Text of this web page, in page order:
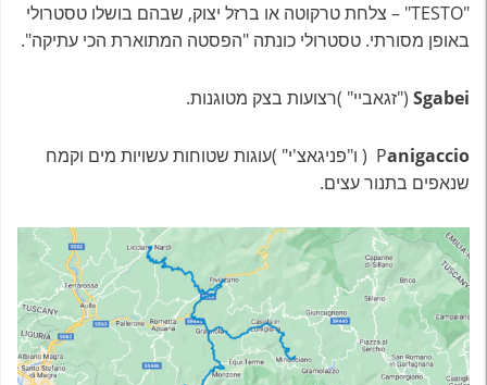
"TESTO" – צלחת טרקוטה או ברזל יצוק, שבהם בושלו טסטרולי
באופן מסורתי. טסטרולי כונתה "הפסטה המתוארת הכי עתיקה".
Sgabei ("זגאביי" )רצועות בצק מטוגנות.
Panigaccio
( ו"פניגאצ'י" )עוגות שטוחות עשויות מים וקמח
שנאפים בתנור עצים.